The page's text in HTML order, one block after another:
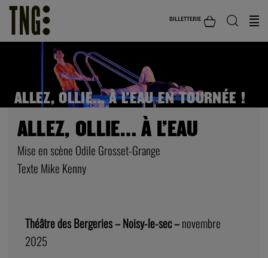
BILLETTERIE
ALLEZ, OLLIE… À L’EAU EN TOURNÉE !
ALLEZ, OLLIE… À L’EAU
Mise en scène Odile Grosset-Grange
Texte Mike Kenny
Théâtre des Bergeries – Noisy-le-sec –novembre
2025